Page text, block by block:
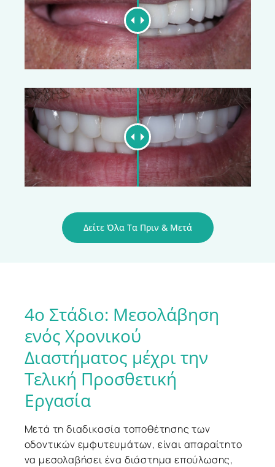
Δείτε Όλα Τα Πριν & Μετά
4ο Στάδιο: Μεσολάβηση
ενός Χρονικού
Διαστήματος μέχρι την
Τελική Προσθετική
Εργασία
Μετά τη διαδικασία τοποθέτησης των
οδοντικών εμφυτευμάτων, είναι απαραίτητο
να μεσολαβήσει ένα διάστημα επούλωσης,